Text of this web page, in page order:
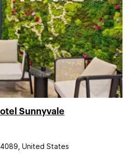
Sunnyvale
United States